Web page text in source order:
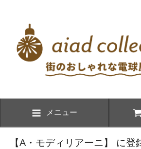
メニュー
【A・モディリアーニ】 に登